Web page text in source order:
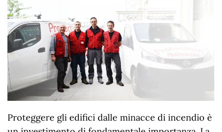
Proteggere gli edifici dalle minacce di incendio è